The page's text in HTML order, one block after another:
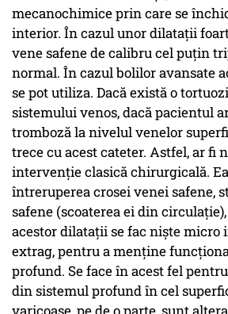
mecanochimice prin care se
interior. În cazul unor dilatații
vene safene de calibru cel puțin
normal. În cazul bolilor avansate
se pot utiliza. Dacă există o
sistemului venos, dacă pacientul
tromboză la nivelul venelor
trece cu acest cateter. Astfel, ar fi
intervenție clasică chirurgicală.
întreruperea crosei venei safene,
safene (scoaterea ei din
acestor dilatații se fac niște micro
extrag, pentru a menține
profund. Se face în acest fel
din sistemul profund în cel